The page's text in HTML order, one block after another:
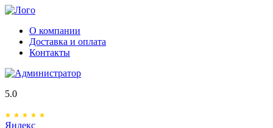
О компании
Доставка и оплата
Контакты
5.0
Яндекс